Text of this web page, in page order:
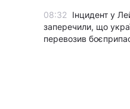
08:32
Інцидент у
заперечили, що
перевозив